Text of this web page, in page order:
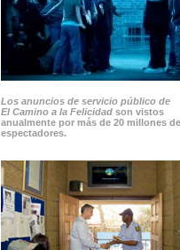
Los anuncios de servicio público de
El Camino a la Felicidad son vistos
anualmente por más de 20 millones de
espectadores.